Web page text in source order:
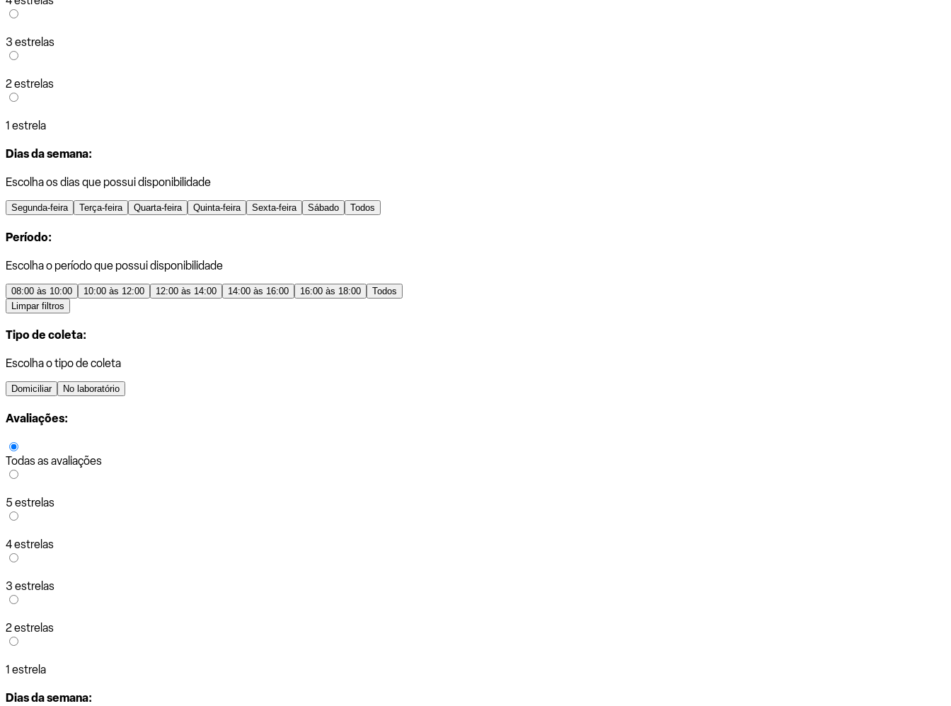
3 estrelas
2 estrelas
1 estrela
Dias da semana:
Escolha os dias que possui disponibilidade
Segunda-feira Terça-feira Quarta-feira Quinta-feira Sexta-feira Sábado Todos
Período:
Escolha o período que possui disponibilidade
08:00 às 10:00 10:00 às 12:00 12:00 às 14:00 14:00 às 16:00 16:00 às 18:00
Todos
Limpar filtros
Tipo de coleta:
Escolha o tipo de coleta
Domiciliar No laboratório
Avaliações:
Todas as avaliações
5 estrelas
4 estrelas
3 estrelas
2 estrelas
1 estrela
Dias da semana: